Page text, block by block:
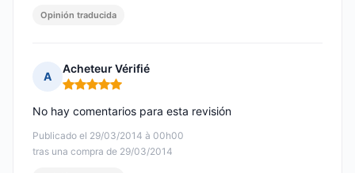
Opinión traducida
A
Acheteur Vérifié
Nota: 5 de 5
Publicado el 29/03/2014 à 00h00
tras una compra de 29/03/2014
No hay comentarios para esta revisión